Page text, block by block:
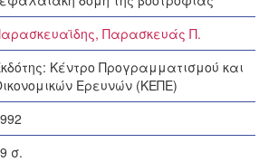
Παρασκευάς Π.
Κέντρο Προγραμματισμού και
Ερευνών (ΚΕΠΕ)
σ.